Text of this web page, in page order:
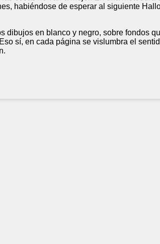
habiéndose de esperar al siguiente
dibujos en blanco y negro, sobre fondos
sí, en cada página se vislumbra el